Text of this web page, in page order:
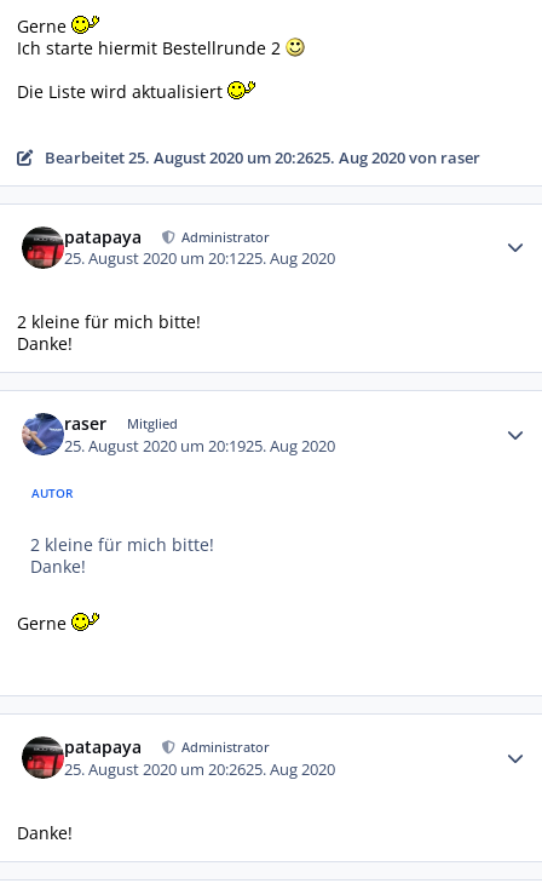
Gerne
Ich starte hiermit Bestellrunde 2
Die Liste wird aktualisiert
Bearbeitet25. August 2020 um 20:2625. Aug 2020von raser
patapaya Administrator
25. August 2020 um 20:1225. Aug 2020
2 kleine für mich bitte!
Danke!
raser Mitglied
25. August 2020 um 20:1925. Aug 2020
AUTOR
2 kleine für mich bitte!
Danke!
Gerne
patapaya Administrator
25. August 2020 um 20:2625. Aug 2020
Danke!